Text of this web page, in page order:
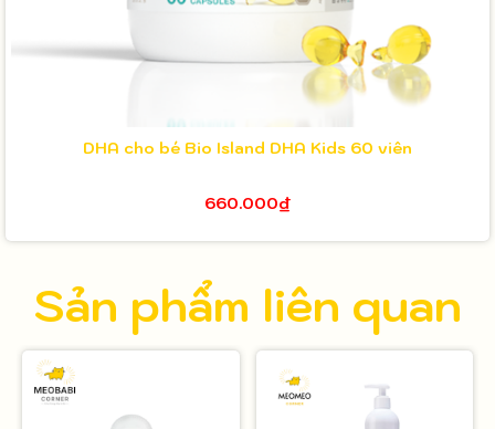
DHA cho bé Bio Island DHA Kids 60 viên
660.000₫
Sản phẩm liên quan